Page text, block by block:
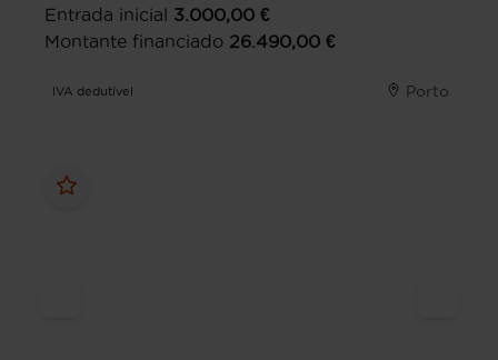
Entrada inicial 3.000,00 €
Montante financiado 26.490,00 €
IVA dedutível Porto